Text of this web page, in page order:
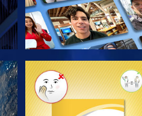
ESPLORA LE SERIE